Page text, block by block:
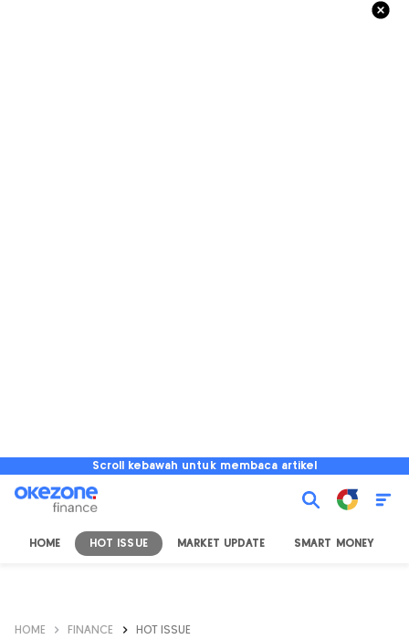
Scroll kebawah untuk membaca artikel
HOME HOT ISSUE MARKET UPDATE SMART MONEY
HOME FINANCE HOT ISSUE